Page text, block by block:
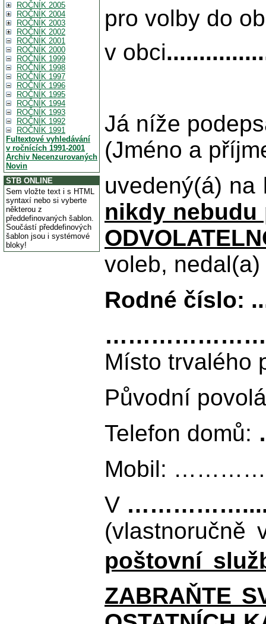
ROČNÍK 2005
ROČNÍK 2004
ROČNÍK 2003
ROČNÍK 2002
ROČNÍK 2001
ROČNÍK 2000
ROČNÍK 1999
ROČNÍK 1998
ROČNÍK 1997
ROČNÍK 1996
ROČNÍK 1995
ROČNÍK 1994
ROČNÍK 1993
ROČNÍK 1992
ROČNÍK 1991
Fultextové vyhledávání
v ročnících 1991-2001
Archiv Necenzurovaných
Novin
STB ONLINE
Sem vložte text i s HTML
syntaxí nebo si vyberte
některou z
předdefinovaných šablon.
Součástí předdefinových
šablon jsou i systémové
bloky!
pro volby do
v obci
Já níže
(Jméno a
uvedený(á)
nikdy nebudu
voleb,
Rodné číslo:
Místo trvalého
Původní
Telefon domů:
Mobil:
V
(vlastnoručně
poštovní
ZABRAŇTE